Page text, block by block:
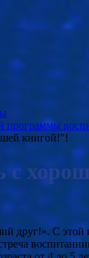
программы
книгой!"!
с
друг!». С этой